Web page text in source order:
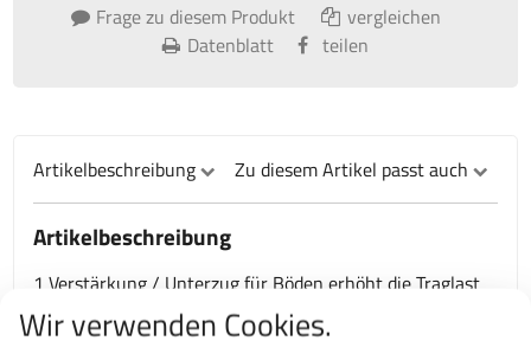
Frage zu diesem Produkt
vergleichen
Datenblatt
teilen
Artikelbeschreibung Zu diesem Artikel passt auch
Artikelbeschreibung
1 Verstärkung / Unterzug für Böden erhöht die Traglast
um 20 kg. Maximal 2 Stück pro Boden möglich, dies
erhöht die Traglast je Boden bis von beispielsweise 70 kg
Wir verwenden Cookies.